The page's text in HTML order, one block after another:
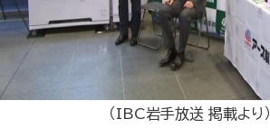
（IBC岩手放送 掲載より）